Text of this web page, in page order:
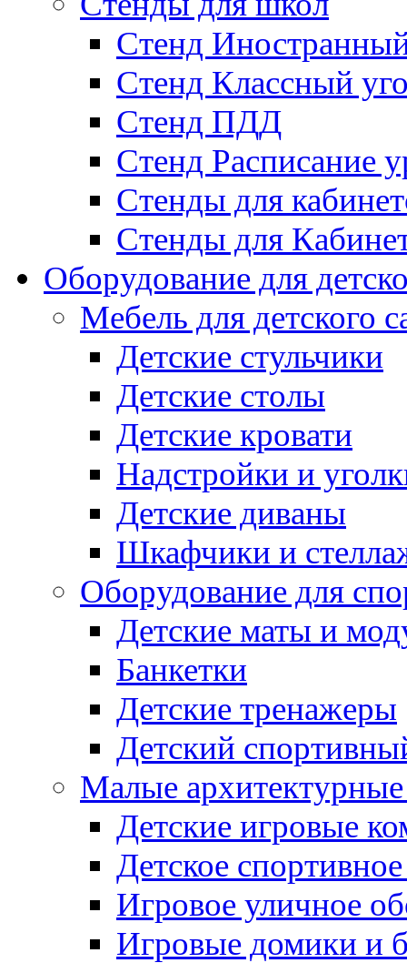
Стенд
Стенд Классный
Стенд ПДД
Стенд Расписание
Стенды для
Стенды для
Оборудование для
Мебель для детского
Детские стульчики
Детские столы
Детские кровати
Надстройки и
Детские диваны
Шкафчики и
Оборудование для
Детские маты и
Банкетки
Детские тренажеры
Детский
Малые
Детские игровые
Детское
Игровое уличное
Игровые домики и